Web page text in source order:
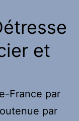
et
France par
par